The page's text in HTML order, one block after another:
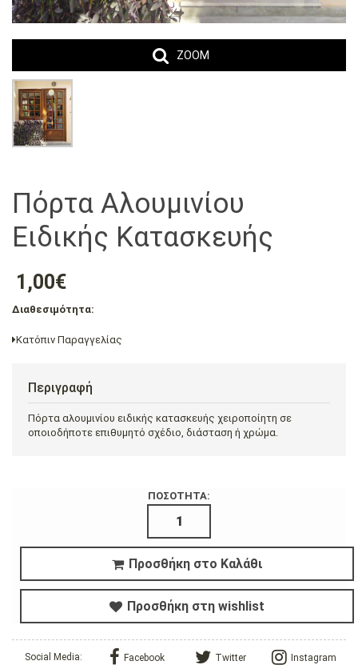
ZOOM
Πόρτα Αλουμινίου
Ειδικής Κατασκευής
1,00€
Διαθεσιμότητα:
Κατόπιν Παραγγελίας
Περιγραφή
Πόρτα αλουμινίου ειδικής κατασκευής χειροποίητη σε
οποιοδήποτε επιθυμητό σχέδιο, διάσταση ή χρώμα.
ΠΟΣΟΤΗΤΑ:
Προσθήκη στο Καλάθι
Προσθήκη στη wishlist
Social Media: Facebook Twitter Instagram